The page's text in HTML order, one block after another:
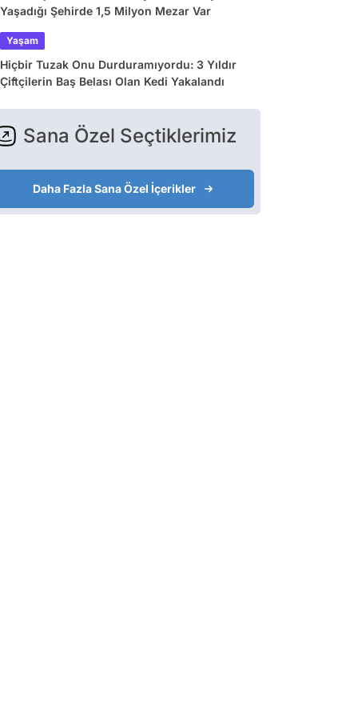
Yaşadığı Şehirde 1,5 Milyon Mezar Var
Yaşam
Hiçbir Tuzak Onu Durduramıyordu: 3 Yıldır
Çiftçilerin Baş Belası Olan Kedi Yakalandı
Sana Özel Seçtiklerimiz
Daha Fazla Sana Özel İçerikler